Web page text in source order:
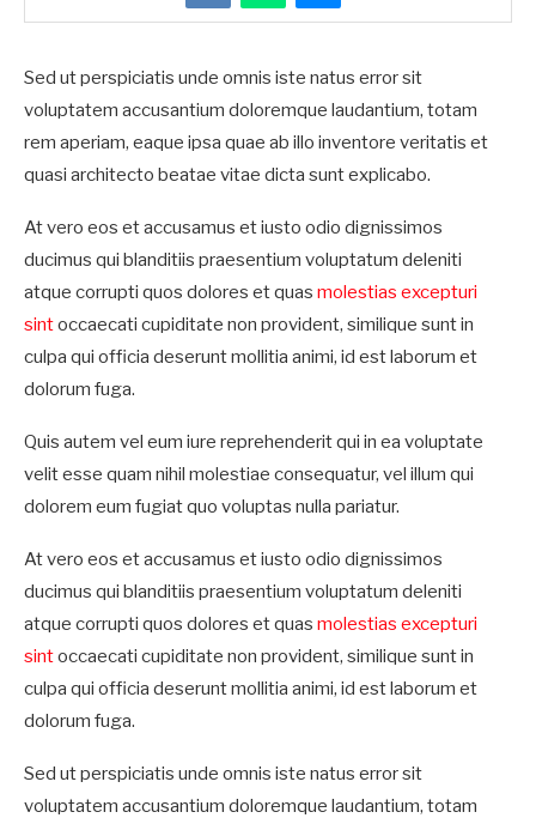
Sed ut perspiciatis unde omnis iste natus error sit
voluptatem accusantium doloremque laudantium, totam
rem aperiam, eaque ipsa quae ab illo inventore veritatis et
quasi architecto beatae vitae dicta sunt explicabo.
At vero eos et accusamus et iusto odio dignissimos
ducimus qui blanditiis praesentium voluptatum deleniti
atque corrupti quos dolores et quas molestias excepturi
sintoccaecati cupiditate non provident, similique sunt in
culpa qui officia deserunt mollitia animi, id est laborum et
dolorum fuga.
Quis autem vel eum iure reprehenderit qui in ea voluptate
velit esse quam nihil molestiae consequatur, vel illum qui
dolorem eum fugiat quo voluptas nulla pariatur.
At vero eos et accusamus et iusto odio dignissimos
ducimus qui blanditiis praesentium voluptatum deleniti
atque corrupti quos dolores et quas molestias excepturi
sintoccaecati cupiditate non provident, similique sunt in
culpa qui officia deserunt mollitia animi, id est laborum et
dolorum fuga.
Sed ut perspiciatis unde omnis iste natus error sit
voluptatem accusantium doloremque laudantium, totam